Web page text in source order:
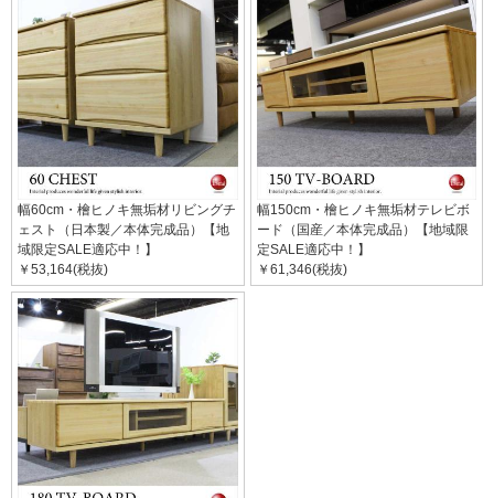
幅60cm・檜ヒノキ無垢材リビングチ
ェスト（日本製／本体完成品）【地
域限定SALE適応中！】
￥53,164(税抜)
幅150cm・檜ヒノキ無垢材テレビボ
ード（国産／本体完成品）【地域限
定SALE適応中！】
￥61,346(税抜)